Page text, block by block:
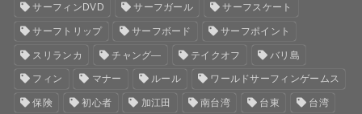
サーフィンDVD サーフガール サーフスケート
サーフトリップ サーフボード サーフポイント
スリランカ チャング― テイクオフ バリ島
フィン マナー ルール ワールドサーフィンゲームス
保険 初心者 加江田 南台湾 台東 台湾